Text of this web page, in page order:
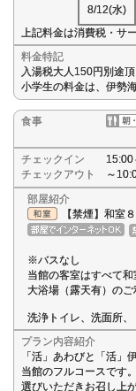
8/12(水)
上記料金は消費税・サ
料金特記
入湯税大人150円別途頂
小学生の料金は、伊勢
食事
チェックイン
15:00
チェックアウト
～
部屋紹介
【禁煙】和室
※バスなし
当館の客室はすべて
大浴場（露天有）のご
洗浄トイレ、洗面所
プラン内容紹介
「活」あわびと「活」
当館のフルコースです
選びいただきお召し上